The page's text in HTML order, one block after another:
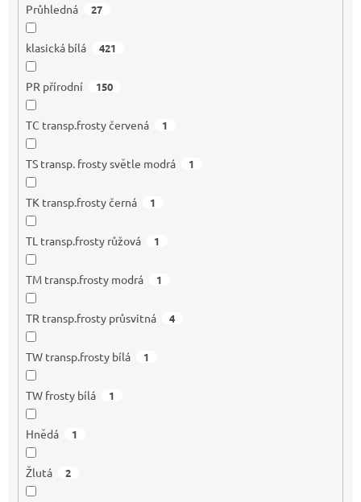
Průhledná 27
klasická bílá 421
PR přírodní 150
TC transp.frosty červená 1
TS transp. frosty světle modrá 1
TK transp.frosty černá 1
TL transp.frosty růžová 1
TM transp.frosty modrá 1
TR transp.frosty průsvitná 4
TW transp.frosty bílá 1
TW frosty bílá 1
Hnědá 1
Žlutá 2